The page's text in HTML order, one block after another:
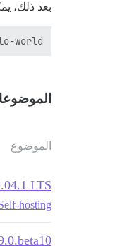
بعد ذلك،
world
الموضوع
LTS
hosting